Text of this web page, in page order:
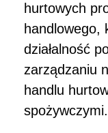
hurtowych
handlowego,
działalność
zarządzaniu
handlu
spożywczymi.